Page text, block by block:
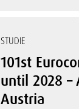
STUDIE
101st
until 2028 –
Austria